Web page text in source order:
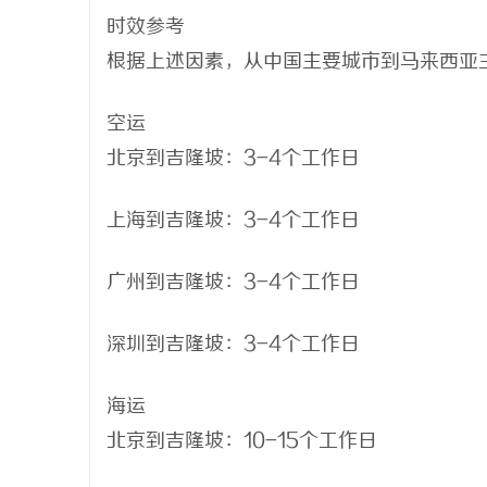
时效参考
根据上述因素，从中国主要城市到马来西亚
空运
北京到吉隆坡：3-4个工作日
上海到吉隆坡：3-4个工作日
广州到吉隆坡：3-4个工作日
深圳到吉隆坡：3-4个工作日
海运
北京到吉隆坡：10-15个工作日